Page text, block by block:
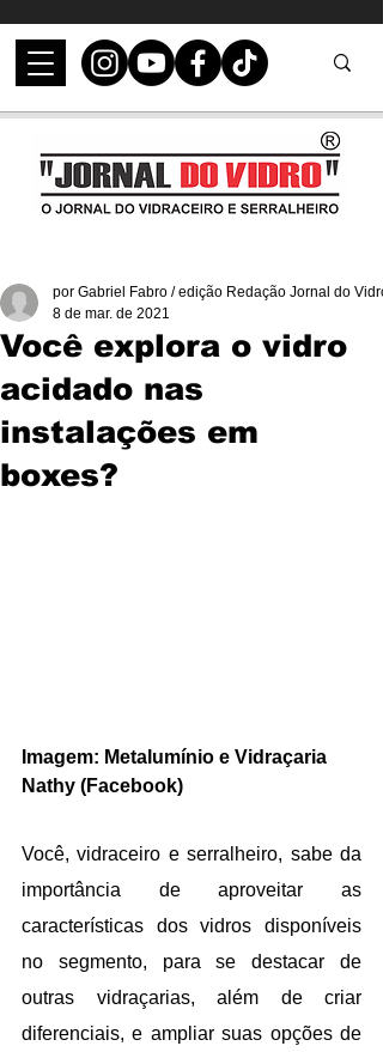
Você explora o vidro
acidado nas
instalações em
boxes?
por Gabriel Fabro / edição Redação Jornal do Vidro
8 de mar. de 2021
Imagem: Metalumínio e Vidraçaria
Nathy (Facebook)
Você, vidraceiro e serralheiro, sabe da
importância de aproveitar as
características dos vidros disponíveis
no segmento, para se destacar de
outras vidraçarias, além de criar
diferenciais, e ampliar suas opções de